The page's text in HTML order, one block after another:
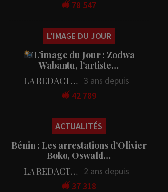
78 547
L'IMAGE DU JOUR
L’image du Jour : Zodwa
Wabantu, l’artiste…
LA REDACTION 3 ans depuis
42 789
ACTUALITÉS
Bénin : Les arrestations d’Olivier
Boko, Oswald…
LA REDACTION
2 ans depuis
37 318